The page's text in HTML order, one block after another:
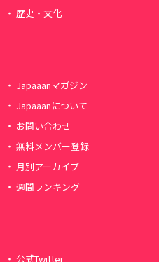
歴史・文化
Japaaanマガジン
Japaaanについて
お問い合わせ
無料メンバー登録
月別アーカイブ
週間ランキング
公式Twitter